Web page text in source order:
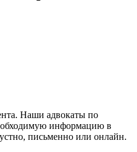
Наши адвокаты по
информацию в
письменно или онлайн.